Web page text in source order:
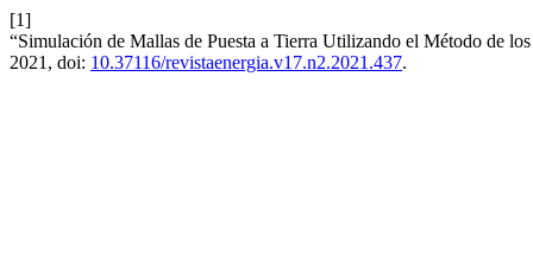
[1]
“Simulación de Mallas de Puesta a Tierra Utilizando el Método de
2021, doi: 10.37116/revistaenergia.v17.n2.2021.437.